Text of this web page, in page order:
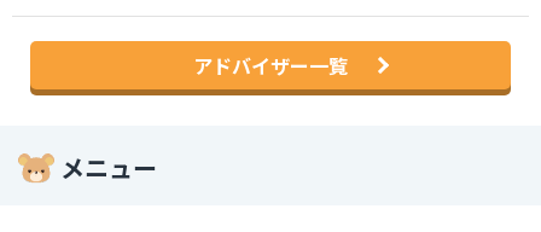
アドバイザー一覧
メニュー